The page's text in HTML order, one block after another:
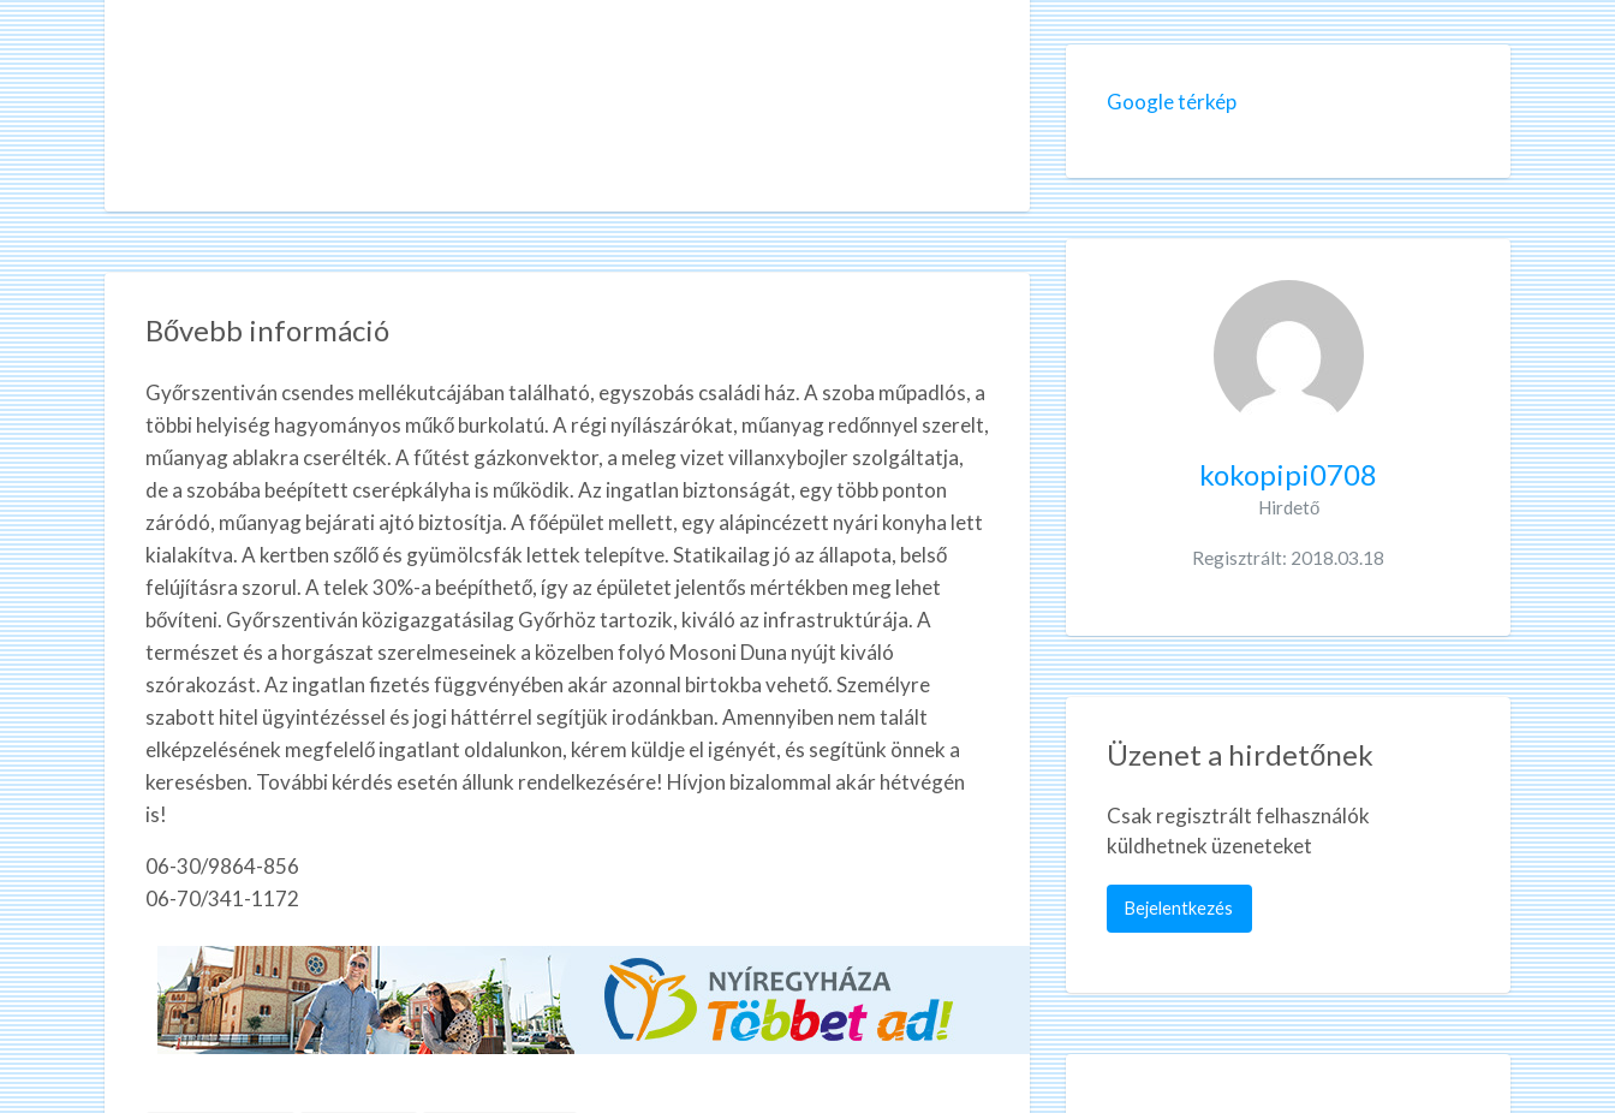
Bővebb információ
Győrszentiván csendes mellékutcájában található, egyszobás családi ház. A szoba műpadlós, a
többi helyiség hagyományos műkő burkolatú. A régi nyílászárókat, műanyag redőnnyel szerelt,
műanyag ablakra cserélték. A fűtést gázkonvektor, a meleg vizet villanxybojler szolgáltatja,
de a szobába beépített cserépkályha is működik. Az ingatlan biztonságát, egy több ponton
záródó, műanyag bejárati ajtó biztosítja. A főépület mellett, egy alápincézett nyári konyha lett
kialakítva. A kertben szőlő és gyümölcsfák lettek telepítve. Statikailag jó az állapota, belső
felújításra szorul. A telek 30%-a beépíthető, így az épületet jelentős mértékben meg lehet
bővíteni. Győrszentiván közigazgatásilag Győrhöz tartozik, kiváló az infrastruktúrája. A
természet és a horgászat szerelmeseinek a közelben folyó Mosoni Duna nyújt kiváló
szórakozást. Az ingatlan fizetés függvényében akár azonnal birtokba vehető. Személyre
szabott hitel ügyintézéssel és jogi háttérrel segítjük irodánkban. Amennyiben nem talált
elképzelésének megfelelő ingatlant oldalunkon, kérem küldje el igényét, és segítünk önnek a
keresésben. További kérdés esetén állunk rendelkezésére! Hívjon bizalommal akár hétvégén
is!
06-30/9864-856
06-70/341-1172
Google térkép
kokopipi0708
Hirdető
Regisztrált: 2018.03.18
Üzenet a hirdetőnek
Csak regisztrált felhasználók
küldhetnek üzeneteket
Bejelentkezés